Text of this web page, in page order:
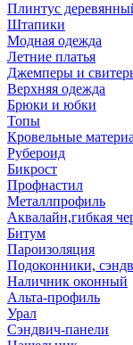
Плинтус
Штапики
Модная одежда
Летние платья
Джемперы и
Верхняя одежда
Брюки и юбки
Топы
Кровельные
Рубероид
Бикрост
Профнастил
Металлпрофиль
Аквалайн,гибкая
Битум
Пароизоляция
Подоконники,
Наличник оконный
Альта-профиль
Урал
Сэндвич-панели